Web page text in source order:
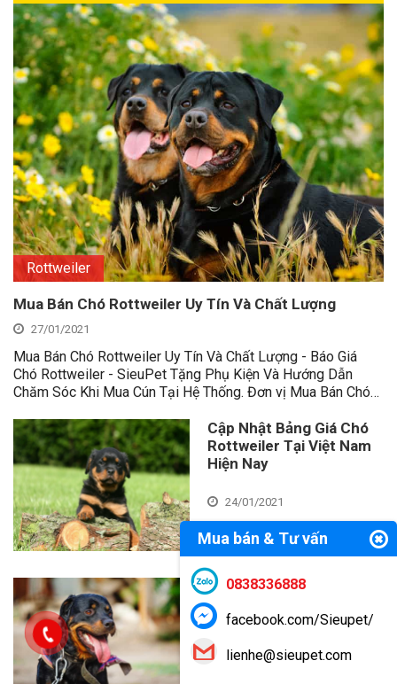
Rottweiler
Mua Bán Chó Rottweiler Uy Tín Và Chất Lượng
27/01/2021
Mua Bán Chó Rottweiler Uy Tín Và Chất Lượng - Báo Giá
Chó Rottweiler - SieuPet Tặng Phụ Kiện Và Hướng Dẫn
Chăm Sóc Khi Mua Cún Tại Hệ Thống. Đơn vị Mua Bán Chó…
Cập Nhật Bảng Giá Chó
Rottweiler Tại Việt Nam
Hiện Nay
24/01/2021
Tổng Hợp Từ “A-Z”
Những Thông Tin Đầy Đủ
Nhất Về Giống Chó
Rottweiler Đức
25/01/2021
Mua bán & Tư vấn
0838336888
facebook.com/Sieupet/
lienhe@sieupet.com